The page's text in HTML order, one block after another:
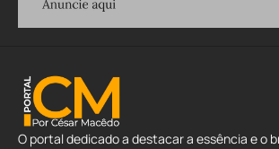
O portal dedicado a destacar a essência e o